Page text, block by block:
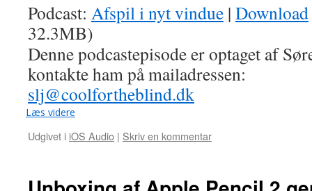
Podcast: Afspil i nyt vindue | Download
32.3MB)
Denne podcastepisode er optaget af
kontakte ham på mailadressen:
slj@coolfortheblind.dk
Læs videre
Udgivet i iOS Audio | Skriv en kommentar